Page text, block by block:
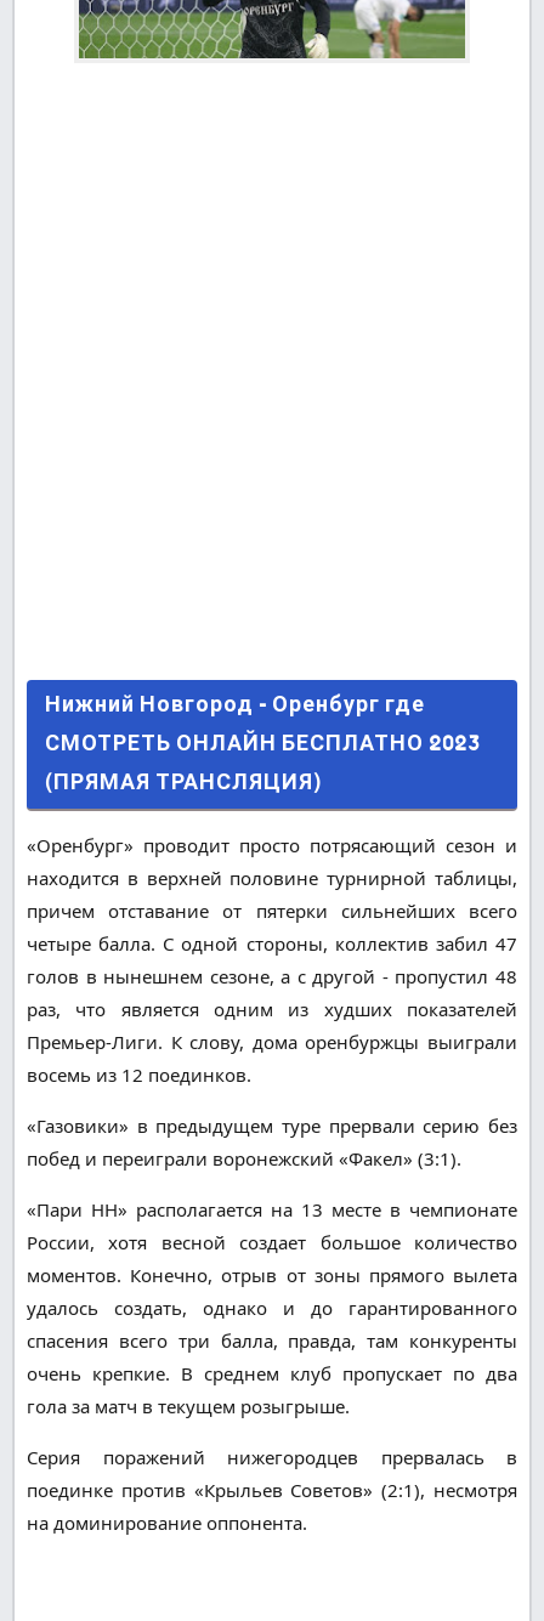
Нижний Новгород - Оренбург где СМОТРЕТЬ
ОНЛАЙН БЕСПЛАТНО 2023 (ПРЯМАЯ
ТРАНСЛЯЦИЯ)
Нижний Новгород - Оренбург где
СМОТРЕТЬ ОНЛАЙН БЕСПЛАТНО 2023
(ПРЯМАЯ ТРАНСЛЯЦИЯ)
«Оренбург» проводит просто потрясающий сезон и
находится в верхней половине турнирной таблицы,
причем отставание от пятерки сильнейших всего
четыре балла. С одной стороны, коллектив забил 47
голов в нынешнем сезоне, а с другой - пропустил 48
раз, что является одним из худших показателей
Премьер-Лиги. К слову, дома оренбуржцы выиграли
восемь из 12 поединков.
«Газовики» в предыдущем туре прервали серию без
побед и переиграли воронежский «Факел» (3:1).
«Пари НН» располагается на 13 месте в чемпионате
России, хотя весной создает большое количество
моментов. Конечно, отрыв от зоны прямого вылета
удалось создать, однако и до гарантированного
спасения всего три балла, правда, там конкуренты
очень крепкие. В среднем клуб пропускает по два
гола за матч в текущем розыгрыше.
Серия поражений нижегородцев прервалась в
поединке против «Крыльев Советов» (2:1), несмотря
на доминирование оппонента.